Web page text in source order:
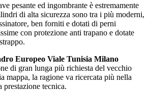
pesante ed ingombrante è estremamente
di alta sicurezza sono tra i più moderni,
ben forniti e dotati di perni
con protezione anti trapano e dotate
Europeo Viale Tunisia Milano
di gran lunga più richiesta del vecchio
mappa, la ragione va ricercata più nella
prestazione tecnica.